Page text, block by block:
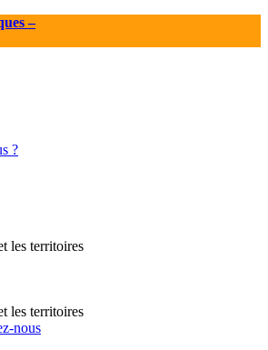
–
?
les territoires
les territoires
nous